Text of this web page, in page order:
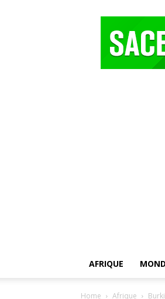
AFRIQUE
Home Afrique